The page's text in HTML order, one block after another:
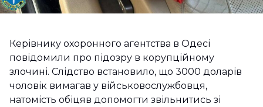
Керівнику охоронного агентства в Одесі
повідомили про підозру в корупційному
злочині. Слідство встановило, що 3000 доларів
чоловік вимагав у військовослужбовця,
натомість обіцяв допомогти звільнитись зі